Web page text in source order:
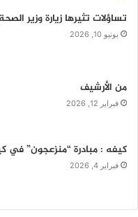
تساؤلات تثيرها زيارة وزير
يونيو 10, 2026
من الأرشيف
فبراير 12, 2026
كيفه : مبادرة “منزعجون” في
فبراير 4, 2026